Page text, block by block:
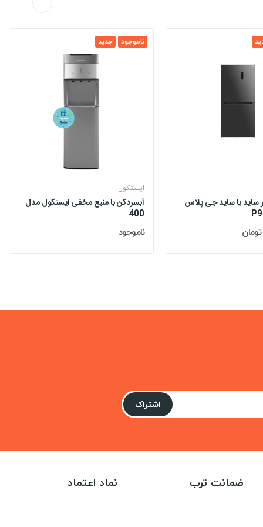
جدید ناموجود
ایستکول
آبسردکن با منبع مخفی ایستکول مدل
400
ناموجود
ساید با ساید جی پلاس
اشتراک
ضمانت ترب نماد اعتماد